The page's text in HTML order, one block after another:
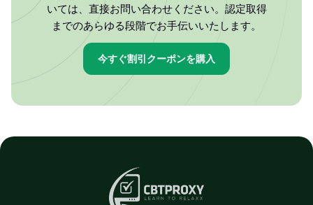
いては、直接お問い合わせください。認定取得
までのあらゆる段階でお手伝いいたします。
今すぐ割引クーポンを購入